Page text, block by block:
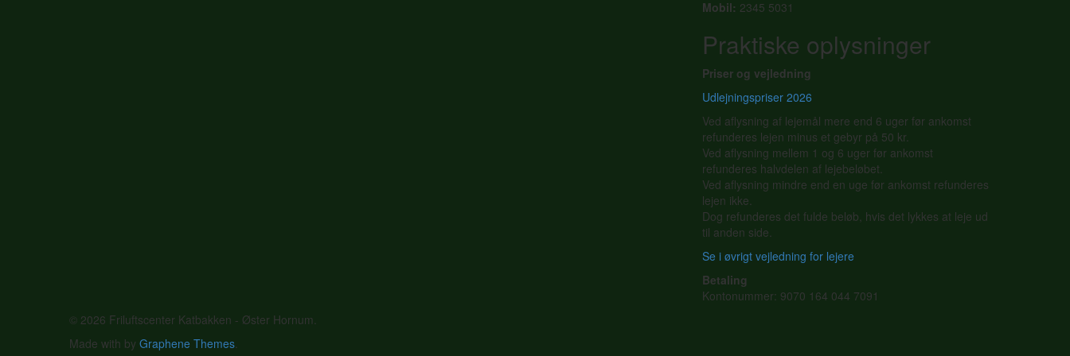
Mobil: 2345 5031
Praktiske oplysninger
Priser og vejledning
Udlejningspriser 2026
Ved aflysning af lejemål mere end 6 uger før ankomst
refunderes lejen minus et gebyr på 50 kr.
Ved aflysning mellem 1 og 6 uger før ankomst
refunderes halvdelen af lejebeløbet.
Ved aflysning mindre end en uge før ankomst refunderes
lejen ikke.
Dog refunderes det fulde beløb, hvis det lykkes at leje ud
til anden side.
Se i øvrigt vejledning for lejere
Betaling
Kontonummer: 9070 164 044 7091
© 2026 Friluftscenter Katbakken - Øster Hornum.
Made with by Graphene Themes.